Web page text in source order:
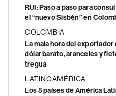
RUI: Paso a paso para
el “nuevo Sisbén” en
COLOMBIA
La mala hora del
dólar barato, aranceles y
tregua
LATINOAMÉRICA
Los 5 países de América